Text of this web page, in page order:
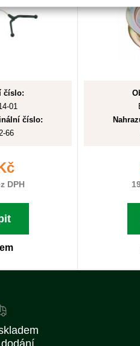
číslo:
01
číslo:
66
DPH